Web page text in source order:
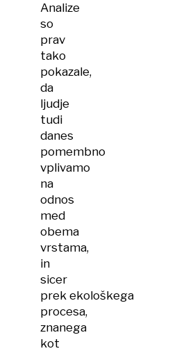
Analize
so
prav
tako
pokazale,
da
ljudje
tudi
danes
pomembno
vplivamo
na
odnos
med
obema
vrstama,
in
sicer
prek ekološkega
procesa,
znanega
kot